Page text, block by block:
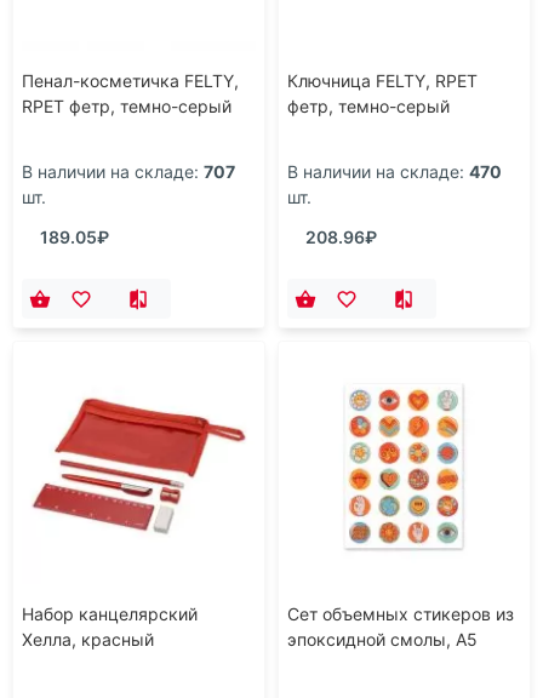
Пенал-косметичка FELTY,
RPET фетр, темно-серый
В наличии на складе: 707
шт.
189.05₽
Ключница FELTY, RPET
фетр, темно-серый
В наличии на складе: 470
шт.
208.96₽
Набор канцелярский
Хелла, красный
Сет объемных стикеров из
эпоксидной смолы, А5